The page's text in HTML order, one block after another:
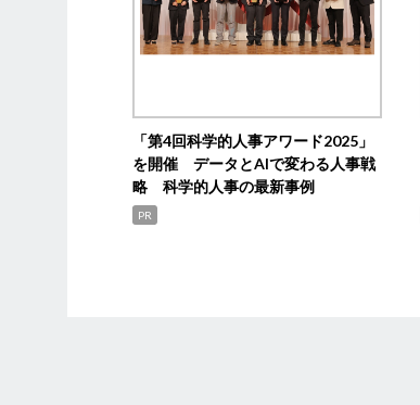
「第4回科学的人事アワード2025」
を開催 データとAIで変わる人事戦
略 科学的人事の最新事例
PR